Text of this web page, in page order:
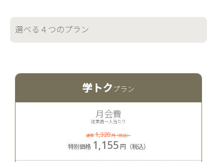
選べる４つのプラン
学トク
月会費
従業員一人当たり
1,320
1,155